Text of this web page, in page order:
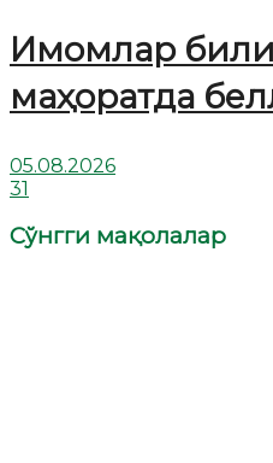
Имомлар
маҳоратда
05.08.2026
31
Сўнгги мақолалар